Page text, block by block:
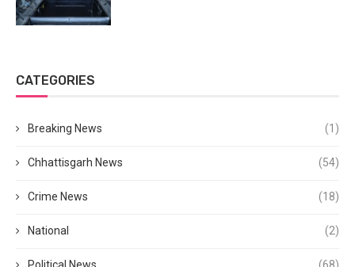
CATEGORIES
Breaking News (1)
Chhattisgarh News (54)
Crime News (18)
National (2)